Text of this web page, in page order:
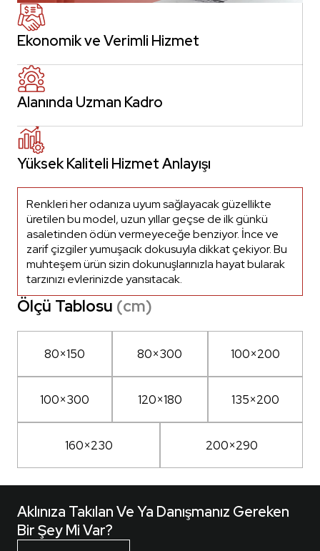
Ekonomik ve Verimli Hizmet
Alanında Uzman Kadro
Yüksek Kaliteli Hizmet Anlayışı
Renkleri her odanıza uyum sağlayacak güzellikte
üretilen bu model, uzun yıllar geçse de ilk günkü
asaletinden ödün vermeyeceğe benziyor. İnce ve
zarif çizgiler yumuşacık dokusuyla dikkat çekiyor. Bu
muhteşem ürün sizin dokunuşlarınızla hayat bularak
tarzınızı evlerinizde yansıtacak.
Ölçü Tablosu (cm)
80×150 80×300 100×200
100×300 120×180 135×200
160×230 200×290
Aklınıza Takılan Ve Ya Danışmanız Gereken
Bir Şey Mi Var?